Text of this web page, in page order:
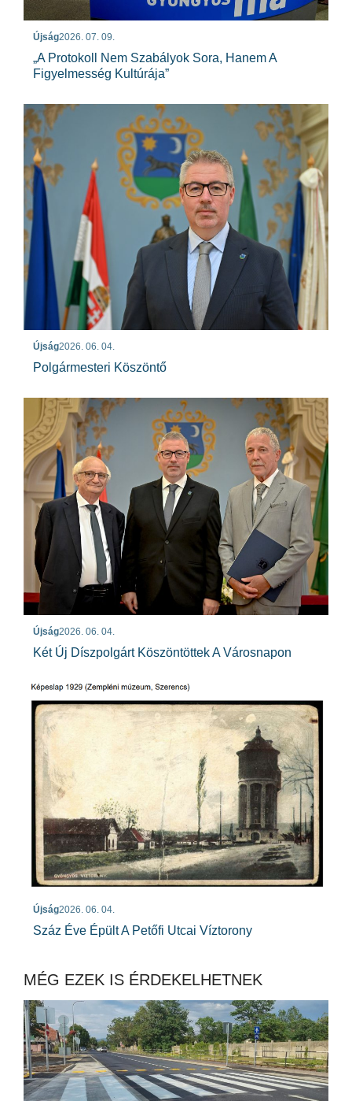
Újság2026. 07. 09.
„A Protokoll Nem Szabályok Sora, Hanem A
Figyelmesség Kultúrája”
Újság2026. 06. 04.
Polgármesteri Köszöntő
Újság2026. 06. 04.
Két Új Díszpolgárt Köszöntöttek A Városnapon
Újság2026. 06. 04.
Száz Éve Épült A Petőfi Utcai Víztorony
MÉG EZEK IS ÉRDEKELHETNEK